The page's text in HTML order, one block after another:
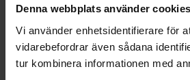
Denna webbplats använder cookies
Vi använder enhetsidentifierare för
vidarebefordrar även sådana
tur kombinera informationen med